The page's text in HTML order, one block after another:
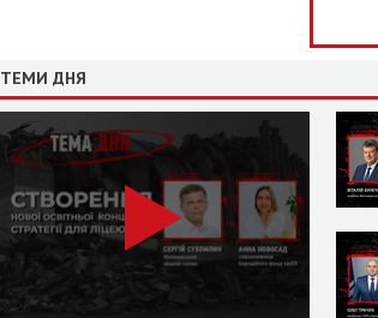
ТЕМИ ДНЯ